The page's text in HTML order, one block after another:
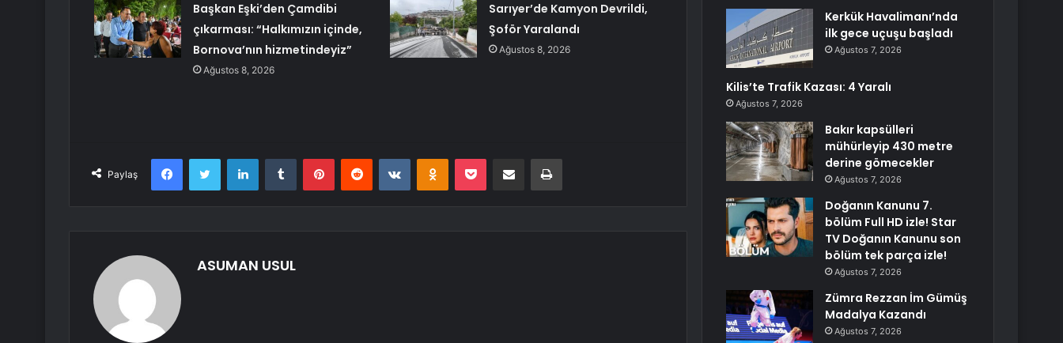
Başkan Eşki’den Çamdibi
çıkarması: “Halkımızın içinde,
Bornova’nın hizmetindeyiz”
Ağustos 8, 2026
Sarıyer’de Kamyon Devrildi,
Şoför Yaralandı
Ağustos 8, 2026
Paylaş
FacebookTwitter LinkedInTumblr PinterestReddit VKontakteOdnoklassniki
Pocket E-Posta ile paylaş Yazdır
ASUMAN USUL
Kerkük Havalimanı’nda
ilk gece uçuşu başladı
Ağustos 7, 2026
Kilis’te Trafik Kazası: 4 Yaralı
Ağustos 7, 2026
Bakır kapsülleri
mühürleyip 430 metre
derine gömecekler
Ağustos 7, 2026
Doğanın Kanunu 7.
bölüm Full HD izle! Star
TV Doğanın Kanunu son
bölüm tek parça izle!
Ağustos 7, 2026
Zümra Rezzan İm Gümüş
Madalya Kazandı
Ağustos 7, 2026